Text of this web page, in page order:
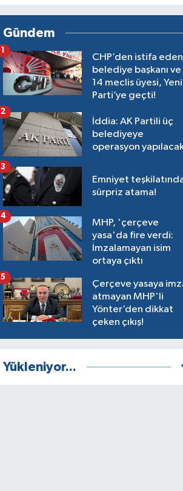
Gündem
CHP’den istifa eden
belediye başkanı ve
14 meclis üyesi, Yeni
Parti’ye geçti!
1
İddia: AK Partili üç
belediyeye
operasyon
2
Emniyet
sürpriz atama!
3
MHP, 'çerçeve
yasa'da fire verdi:
İmzalamayan isim
ortaya çıktı
4
Çerçeve yasaya
atmayan MHP'li
Yönter’den dikkat
çeken çıkış!
5
Yükleniyor...